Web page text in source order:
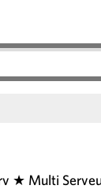
★ Multi